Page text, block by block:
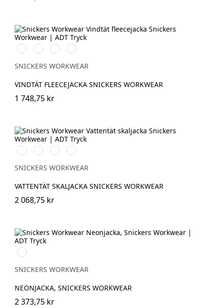
Svart/Svart
Marinblå/Mörk
marinblå
Stålgrå/Mörk
stålgrå
Khakigrön/Mörk
khakigrön
SNICKERS WORKWEAR
VINDTÄT FLEECEJACKA SNICKERS WORKWEAR
1 748,75 kr
Chiliröd/Svart
Svart/Svart
Khakigrön/Svart
Marinblå/Svart
SNICKERS WORKWEAR
VATTENTÄT SKALJACKA SNICKERS WORKWEAR
2 068,75 kr
Svart/Neongul
SNICKERS WORKWEAR
NEONJACKA, SNICKERS WORKWEAR
2 373,75 kr